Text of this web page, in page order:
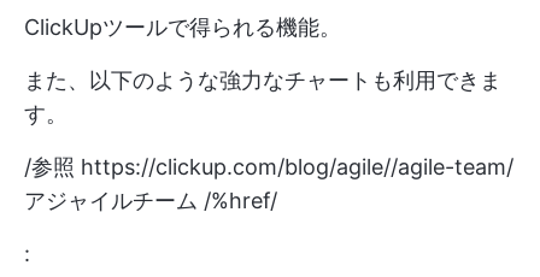
ClickUpツールで得られる機能。
また、以下のような強力なチャートも利用できま
す。
/参照 https://clickup.com/blog/agile//agile-team/
アジャイルチーム /%href/
: